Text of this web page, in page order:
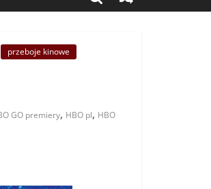
przeboje kinowe
GO premiery, HBO pl, HBO